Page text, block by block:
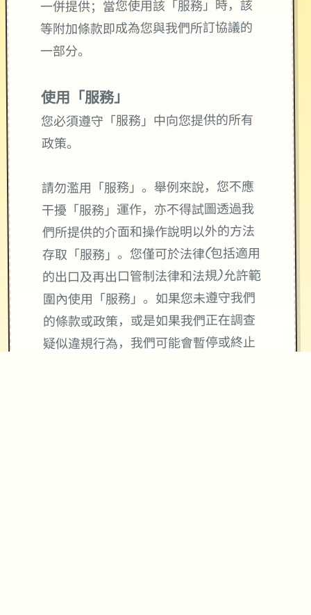
一併提供；當您使用該「服務」時，該
等附加條款即成為您與我們所訂協議的
一部分。
使用「服務」
您必須遵守「服務」中向您提供的所有
政策。
請勿濫用「服務」。舉例來說，您不應
干擾「服務」運作，亦不得試圖透過我
們所提供的介面和操作說明以外的方法
存取「服務」。您僅可於法律(包括適用
的出口及再出口管制法律和法規)允許範
圍內使用「服務」。如果您未遵守我們
的條款或政策，或是如果我們正在調查
疑似違規行為，我們可能會暫停或終止